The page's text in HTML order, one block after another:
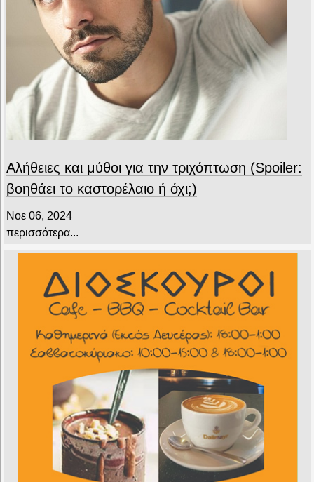
Αλήθειες και μύθοι για την τριχόπτωση (Spoiler:
βοηθάει το καστορέλαιο ή όχι;)
Νοε 06, 2024
περισσότερα...